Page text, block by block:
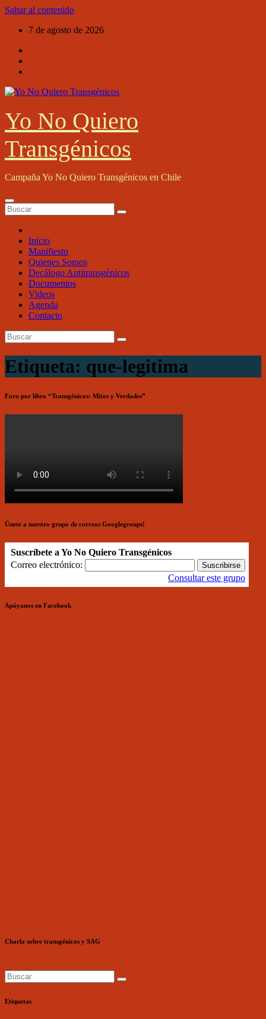
Saltar al contenido
7 de agosto de 2026
Yo No Quiero
Transgénicos
Campaña Yo No Quiero Transgénicos en Chile
Inicio
Manifiesto
Quienes Somos
Decálogo Antitransgénicos
Documentos
Videos
Agenda
Contacto
Etiqueta: que-legitima
Foro por libro “Transgénicos: Mitos y Verdades”
Únete a nuestro grupo de correos Googlegroups!
Suscríbete a Yo No Quiero Transgénicos
Correo electrónico:
Consultar este grupo
Apóyanos en Facebook
Charla sobre transgénicos y SAG
Etiquetas